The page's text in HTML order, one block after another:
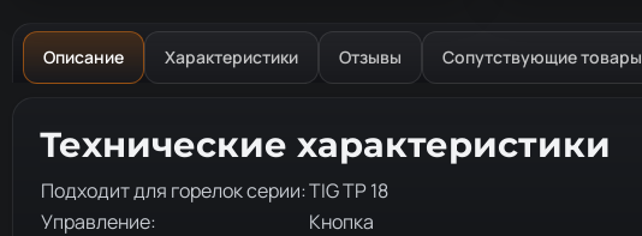
Описание Характеристики Отзывы Сопутствующие товары
Описание товара
Технические характеристики
Подходит для горелок серии:TIG TP 18
Управление:
Кнопка